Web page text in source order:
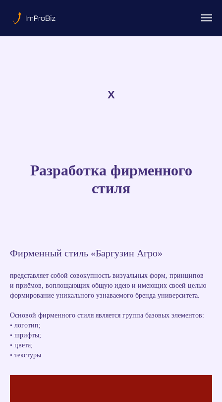
Х
Разработка фирменного
стиля
Фирменный стиль «Баргузин Агро»
представляет собой совокупность визуальных форм, принципов
и приёмов, воплощающих общую идею и имеющих своей целью
формирование уникального узнаваемого бренда университета.
Основой фирменного стиля является группа базовых элементов:
• логотип;
• шрифты;
• цвета;
• текстуры.